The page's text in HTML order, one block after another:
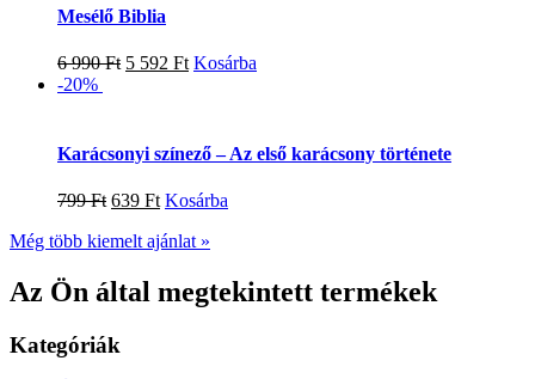
Mesélő Biblia
6 990Ft 5 592 Ft Kosárba
-20%
Karácsonyi színező – Az első karácsony története
799Ft 639 Ft Kosárba
Még több kiemelt ajánlat »
Az Ön által megtekintett termékek
Kategóriák